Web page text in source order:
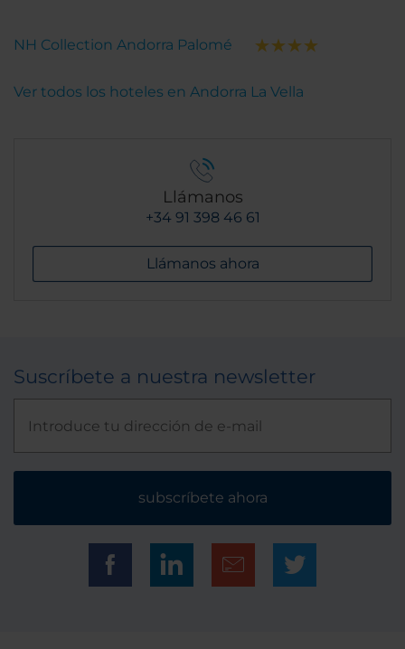
NH Collection Andorra Palomé
Ver todos los hoteles en Andorra La Vella
Llámanos
+34 91 398 46 61
Llámanos ahora
Suscríbete a nuestra newsletter
subscríbete ahora